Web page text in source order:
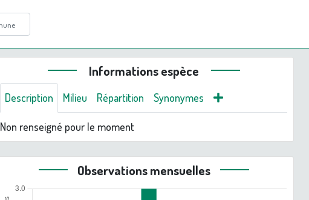
Informations espèce
Description Milieu Répartition Synonymes
Non renseigné pour le moment
Observations mensuelles